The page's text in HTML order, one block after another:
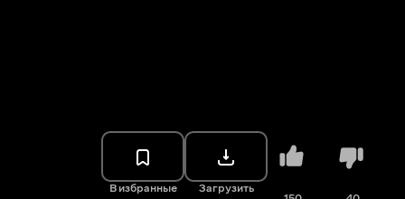
В избранные Загрузить